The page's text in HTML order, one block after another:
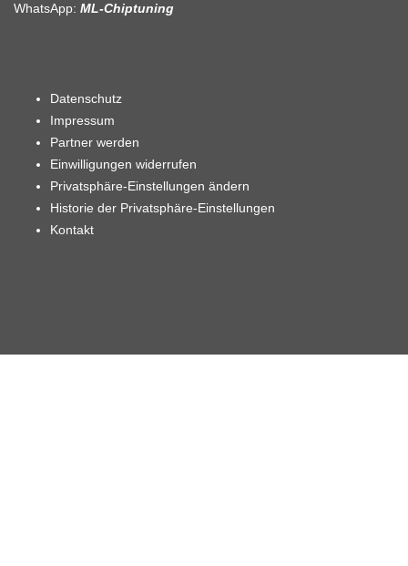
WhatsApp: ML-Chiptuning
Datenschutz
Impressum
Partner werden
Einwilligungen widerrufen
Privatsphäre-Einstellungen ändern
Historie der Privatsphäre-Einstellungen
Kontakt